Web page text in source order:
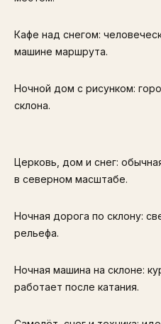
Кафе над снегом:
машине маршрута.
Ночной дом с рисунком:
склона.
Церковь, дом и снег:
в северном масштабе.
Ночная дорога по склону:
рельефа.
Ночная машина на склоне:
работает после катания.